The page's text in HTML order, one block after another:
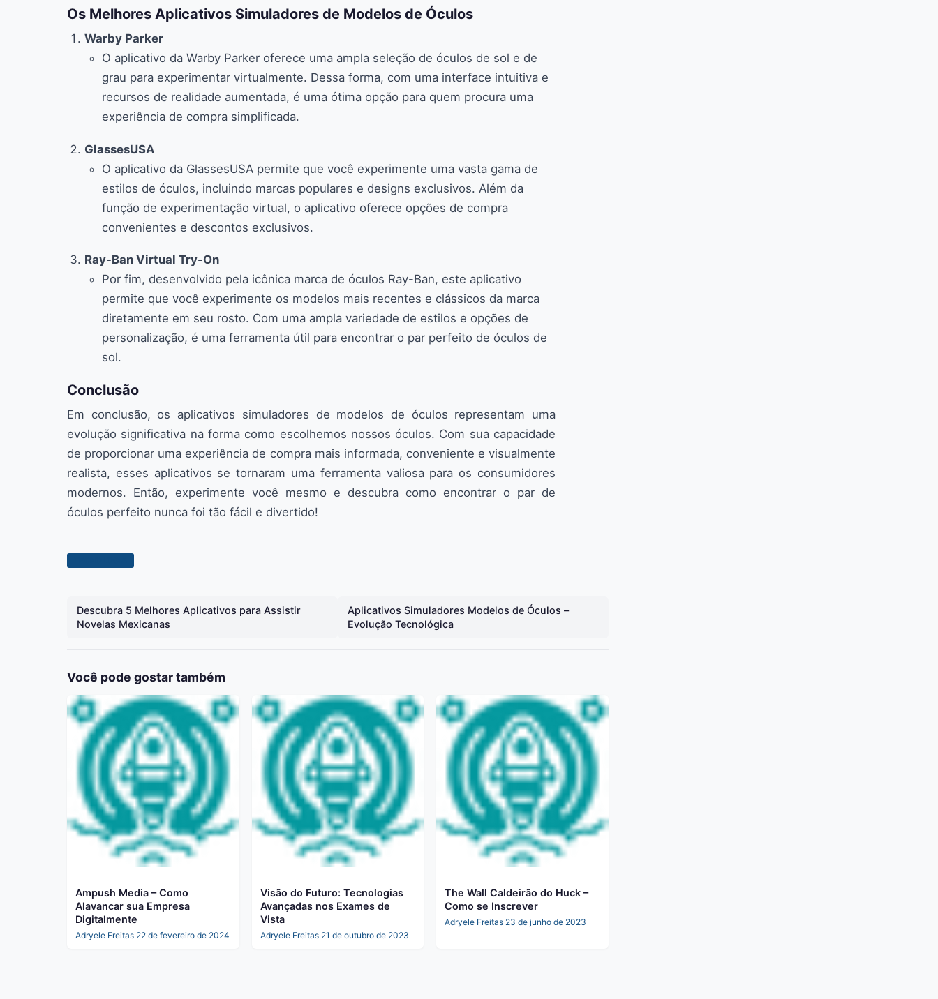
Os Melhores Aplicativos Simuladores de Modelos de Óculos
Warby Parker
O aplicativo da Warby Parker oferece uma ampla seleção de óculos de sol e de
grau para experimentar virtualmente. Dessa forma, com uma interface intuitiva e
recursos de realidade aumentada, é uma ótima opção para quem procura uma
experiência de compra simplificada.
GlassesUSA
O aplicativo da GlassesUSA permite que você experimente uma vasta gama de
estilos de óculos, incluindo marcas populares e designs exclusivos. Além da
função de experimentação virtual, o aplicativo oferece opções de compra
convenientes e descontos exclusivos.
Ray-Ban Virtual Try-On
Por fim, desenvolvido pela icônica marca de óculos Ray-Ban, este aplicativo
permite que você experimente os modelos mais recentes e clássicos da marca
diretamente em seu rosto. Com uma ampla variedade de estilos e opções de
personalização, é uma ferramenta útil para encontrar o par perfeito de óculos de
sol.
Conclusão
Em conclusão, os aplicativos simuladores de modelos de óculos representam uma
evolução significativa na forma como escolhemos nossos óculos. Com sua capacidade
de proporcionar uma experiência de compra mais informada, conveniente e visualmente
realista, esses aplicativos se tornaram uma ferramenta valiosa para os consumidores
modernos. Então, experimente você mesmo e descubra como encontrar o par de
óculos perfeito nunca foi tão fácil e divertido!
Descubra 5 Melhores Aplicativos para Assistir
Novelas Mexicanas
Aplicativos Simuladores Modelos de Óculos –
Evolução Tecnológica
Você pode gostar também
Ampush Media – Como
Alavancar sua Empresa
Digitalmente
Adryele Freitas 22 de fevereiro de 2024
Visão do Futuro: Tecnologias
Avançadas nos Exames de
Vista
Adryele Freitas 21 de outubro de 2023
The Wall Caldeirão do Huck –
Como se Inscrever
Adryele Freitas 23 de junho de 2023